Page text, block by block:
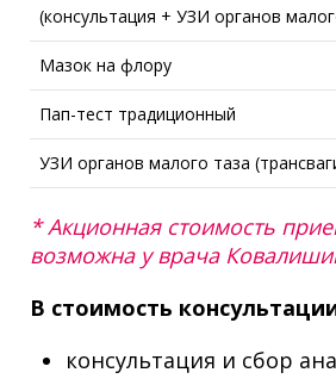
(консультация + УЗИ органов
Мазок на флору
Пап-тест традиционный
УЗИ органов малого таза
* Акционная стоимость
возможна у врача
В стоимость
консультация и сбор